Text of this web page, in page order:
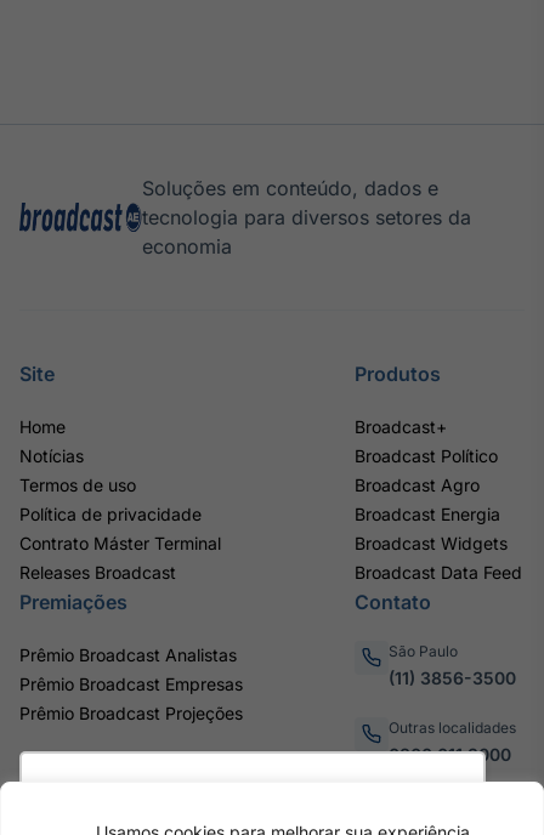
Soluções em conteúdo, dados e
tecnologia para diversos setores da
economia
Site
Home
Notícias
Termos de uso
Política de privacidade
Contrato Máster Terminal
Releases Broadcast
Produtos
Broadcast+
Broadcast Político
Broadcast Agro
Broadcast Energia
Broadcast Widgets
Broadcast Data Feed
Premiações
Prêmio Broadcast Analistas
Prêmio Broadcast Empresas
Prêmio Broadcast Projeções
Contato
São Paulo
(11) 3856-3500
Outras localidades
0800.011.3000